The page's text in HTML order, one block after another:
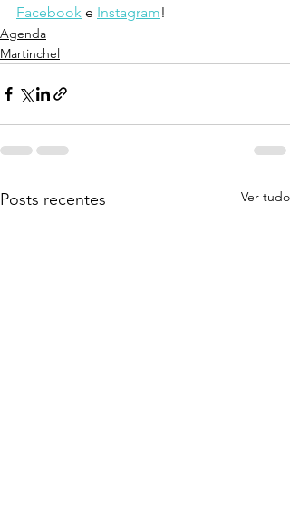
Facebook e Instagram!
Agenda
Martinchel
Posts recentes Ver tudo